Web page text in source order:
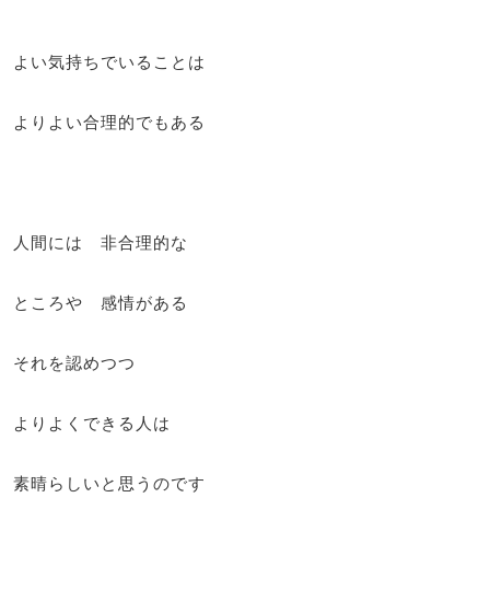
よい気持ちでいることは
よりよい合理的でもある
人間には 非合理的な
ところや 感情がある
それを認めつつ
よりよくできる人は
素晴らしいと思うのです